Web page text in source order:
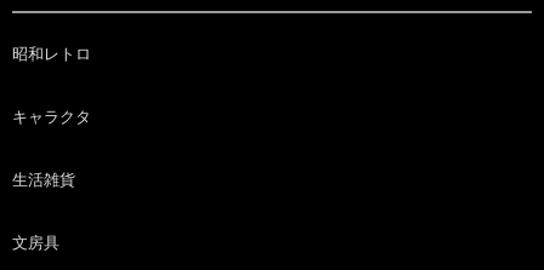
昭和レトロ
キャラクタ
生活雑貨
文房具